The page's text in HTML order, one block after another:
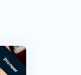
Pioneer